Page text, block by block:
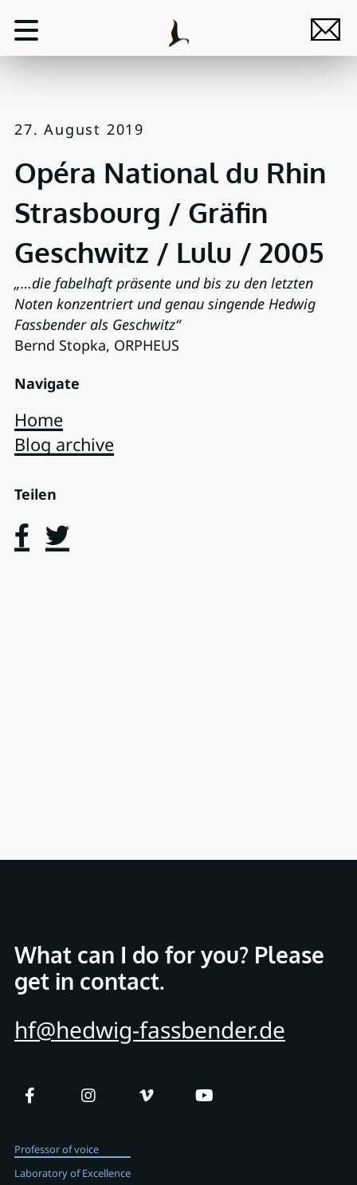
27. August 2019
Opéra National du Rhin
Strasbourg / Gräfin
Geschwitz / Lulu / 2005
„…die fabelhaft präsente und bis zu den letzten
Noten konzentriert und genau singende Hedwig
Fassbender als Geschwitz“
Bernd Stopka, ORPHEUS
Navigate
Home
Blog archive
Teilen
What can I do for you? Please
get in contact.
hf@hedwig-fassbender.de
Professor of voice
Laboratory of Excellence